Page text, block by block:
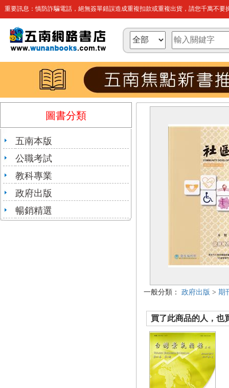
重要訊息：慎防詐騙電話，絕無簽單錯誤造成重複扣款或重複出貨，請您千萬不要
圖書分類
五南本版
公職考試
教科專業
政府出版
暢銷精選
一般分類： 政府出版 > 期
買了此商品的人，也